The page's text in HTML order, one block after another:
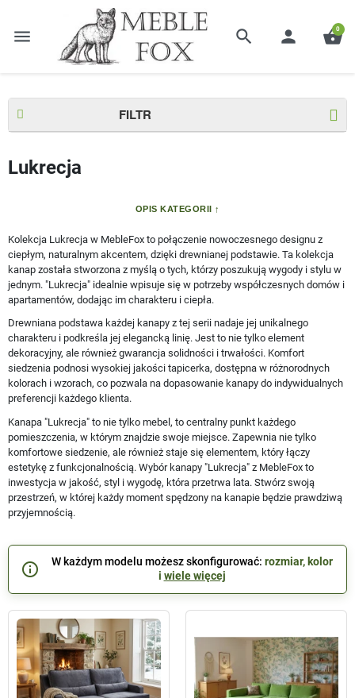
menu search person shopping_basket
0
Strona główna Kolekcje Lukrecja
FILTR
Lukrecja
OPIS KATEGORII
Kolekcja Lukrecja w MebleFox to połączenie nowoczesnego designu z
ciepłym, naturalnym akcentem, dzięki drewnianej podstawie. Ta kolekcja
kanap została stworzona z myślą o tych, którzy poszukują wygody i stylu w
jednym. "Lukrecja" idealnie wpisuje się w potrzeby współczesnych domów i
apartamentów, dodając im charakteru i ciepła.
Drewniana podstawa każdej kanapy z tej serii nadaje jej unikalnego
charakteru i podkreśla jej elegancką linię. Jest to nie tylko element
dekoracyjny, ale również gwarancja solidności i trwałości. Komfort
siedzenia podnosi wysokiej jakości tapicerka, dostępna w różnorodnych
kolorach i wzorach, co pozwala na dopasowanie kanapy do indywidualnych
preferencji każdego klienta.
Kanapa "Lukrecja" to nie tylko mebel, to centralny punkt każdego
pomieszczenia, w którym znajdzie swoje miejsce. Zapewnia nie tylko
komfortowe siedzenie, ale również staje się elementem, który łączy
estetykę z funkcjonalnością. Wybór kanapy "Lukrecja" z MebleFox to
inwestycja w jakość, styl i wygodę, która przetrwa lata. Stwórz swoją
przestrzeń, w której każdy moment spędzony na kanapie będzie prawdziwą
przyjemnością.
info_outline W każdym modelu możesz skonfigurować: rozmiar, kolor
i wiele więcej